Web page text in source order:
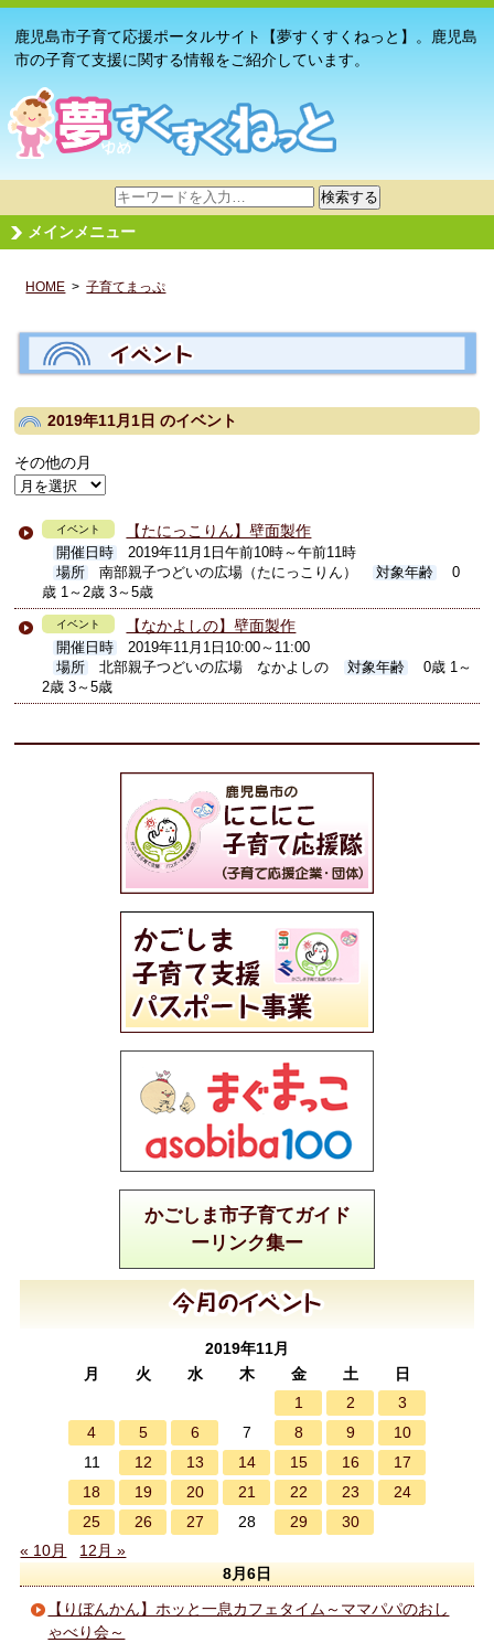
鹿児島市子育て応援ポータルサイト【夢すくすくねっと】。鹿児島
市の子育て支援に関する情報をご紹介しています。
サ
イ
ト
検
検索する
メインメニュー
HOME >子育てまっぷ
2019年11月1日のイベント
その他の月
イベント 【たにっこりん】壁面製作
開催日時
2019年11月1日午前10時～午前11時
場所
南部親子つどいの広場（たにっこりん） 対象年齢
0
歳 1～2歳 3～5歳
イベント 【なかよしの】壁面製作
開催日時
2019年11月1日10:00～11:00
場所
北部親子つどいの広場 なかよしの 対象年齢
0歳 1～
2歳 3～5歳
かごしま市子育てガイド
ーリンク集ー
2019年11月
月
火 水 木 金 土
日
1
2
3
4
5 6 7 8 9
10
11
12 13 14 15 16
17
18
19 20 21 22 23
24
25
26 27 28 29
30
« 10月
12月 »
8月6日
【りぼんかん】ホッと一息カフェタイム～ママパパのおし
ゃべり会～